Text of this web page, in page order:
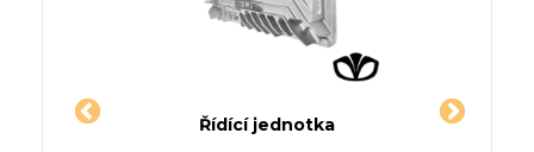
Řídící jednotka
Jednotka OPEL CORSA Utility